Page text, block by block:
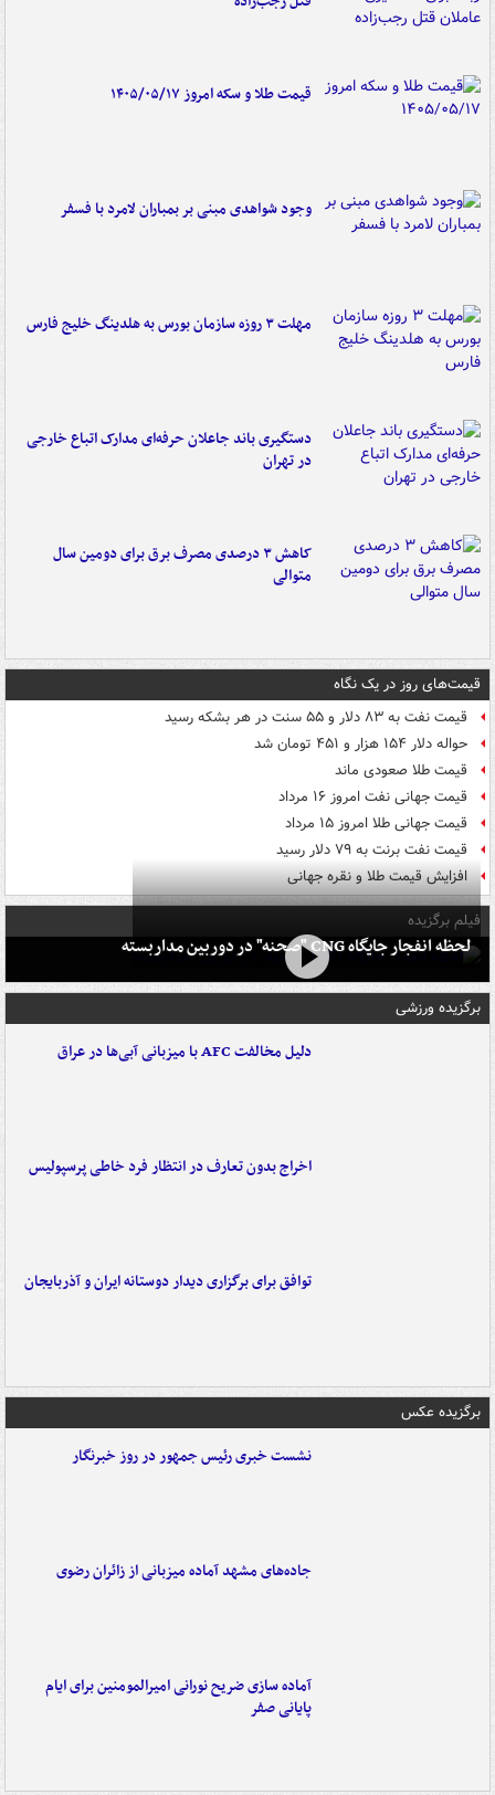
قیمت طلا و سکه امروز ۱۴۰۵/۰۵/۱۷
وجود شواهدی مبنی بر بمباران لامرد با فسفر
مهلت ۳ روزه سازمان بورس به هلدینگ خلیج فارس
دستگیری باند جاعلان حرفه‌ای مدارک اتباع خارجی
در تهران
کاهش ۳ درصدی مصرف برق برای دومین سال
متوالی
قیمت‌های روز در یک نگاه
قیمت نفت به ۸۳ دلار و ۵۵ سنت در هر بشکه رسید
حواله دلار ۱۵۴ هزار و ۴۵۱ تومان شد
قیمت طلا صعودی ماند
قیمت جهانی نفت امروز ۱۶ مرداد
قیمت جهانی طلا امروز ۱۵ مرداد
قیمت نفت برنت به ۷۹ دلار رسید
افزایش قیمت طلا و نقره جهانی
فیلم برگزیده
لحظه انفجار جایگاه CNG "صحنه" در دوربین مداربسته
برگزیده ورزشی
دلیل مخالفت AFC با میزبانی آبی‌ها در عراق
اخراج بدون تعارف در انتظار فرد خاطی پرسپولیس
توافق برای برگزاری دیدار دوستانه ایران و آذربایجان
برگزیده عکس
نشست خبری رئیس جمهور در روز خبرنگار
جاده‌های مشهد آماده میزبانی از زائران رضوی
آماده سازی ضریح نورانی امیرالمومنین برای ایام
پایانی صفر